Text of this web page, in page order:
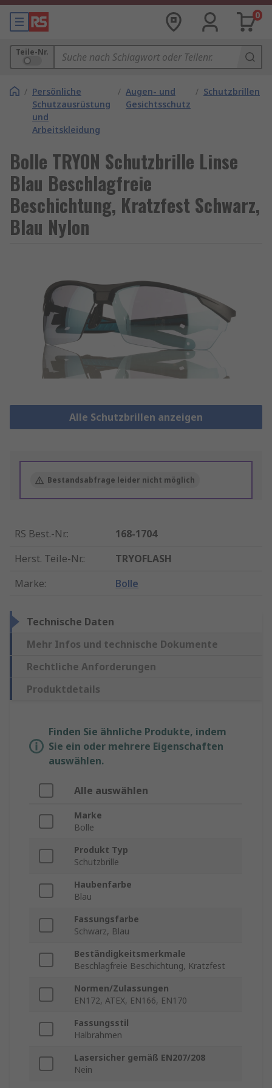
0
Teile-Nr.
/ Persönliche
Schutzausrüstung
und
Arbeitskleidung
/ Augen- und
Gesichtsschutz
/ Schutzbrillen
Bolle TRYON Schutzbrille Linse
Blau Beschlagfreie
Beschichtung, Kratzfest Schwarz,
Blau Nylon
Alle Schutzbrillen anzeigen
Bestandsabfrage leider nicht möglich
RS Best.-Nr.:
168-1704
Herst. Teile-Nr.:
TRYOFLASH
Marke: Bolle
Technische Daten
Mehr Infos und technische Dokumente
Rechtliche Anforderungen
Produktdetails
Finden Sie ähnliche Produkte, indem
Sie ein oder mehrere Eigenschaften
auswählen.
Alle auswählen
Marke
Bolle
Produkt Typ
Schutzbrille
Haubenfarbe
Blau
Fassungsfarbe
Schwarz, Blau
Beständigkeitsmerkmale
Beschlagfreie Beschichtung, Kratzfest
Normen/Zulassungen
EN172, ATEX, EN166, EN170
Fassungsstil
Halbrahmen
Lasersicher gemäß EN207/208
Nein